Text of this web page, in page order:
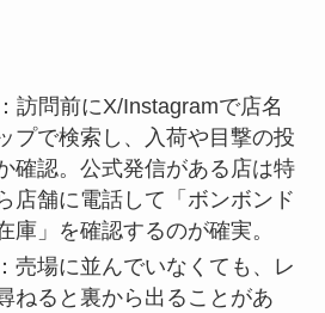
訪問前にX/Instagramで店名
プで検索し、入荷や目撃の投
確認。公式発信がある店は特
店舗に電話して「ボンボンド
庫」を確認するのが確実。
売場に並んでいなくても、レ
ねると裏から出ることがあ